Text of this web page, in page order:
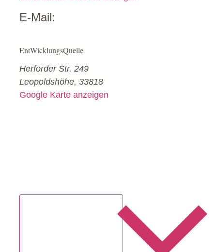
E-Mail:
EntWicklungsQuelle
Herforder Str. 249
Leopoldshöhe, 33818
Google Karte anzeigen